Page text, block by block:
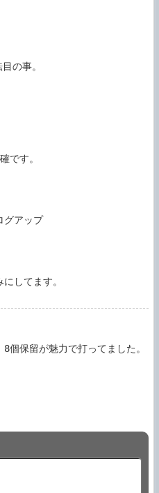
の事。
です。
グアップ
してます。
個保留が魅力で打ってました。